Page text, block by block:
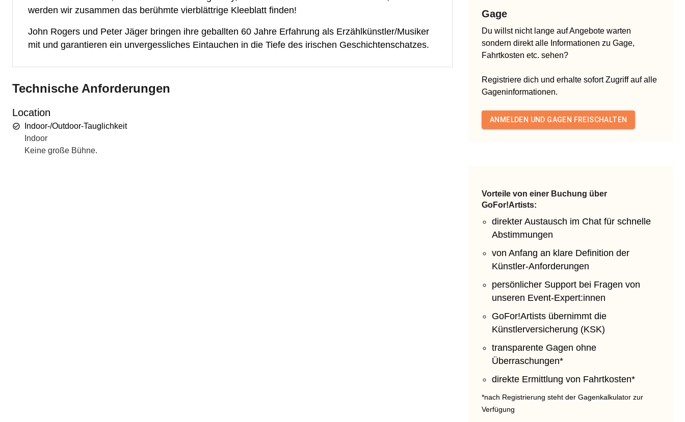
werden wir zusammen das berühmte vierblättrige Kleeblatt finden!
John Rogers und Peter Jäger bringen ihre geballten 60 Jahre Erfahrung als Erzählkünstler/Musiker
mit und garantieren ein unvergessliches Eintauchen in die Tiefe des irischen Geschichtenschatzes.
Technische Anforderungen
Location
Indoor-/Outdoor-Tauglichkeit
Indoor
Keine große Bühne.
Gage
Du willst nicht lange auf Angebote warten
sondern direkt alle Informationen zu Gage,
Fahrtkosten etc. sehen?
Registriere dich und erhalte sofort Zugriff auf alle
Gageninformationen.
ANMELDEN UND GAGEN FREISCHALTEN
Vorteile von einer Buchung über
GoFor!Artists:
direkter Austausch im Chat für schnelle
Abstimmungen
von Anfang an klare Definition der
Künstler-Anforderungen
persönlicher Support bei Fragen von
unseren Event-Expert:innen
GoFor!Artists übernimmt die
Künstlerversicherung (KSK)
transparente Gagen ohne
Überraschungen*
direkte Ermittlung von Fahrtkosten*
*nach Registrierung steht der Gagenkalkulator zur
Verfügung